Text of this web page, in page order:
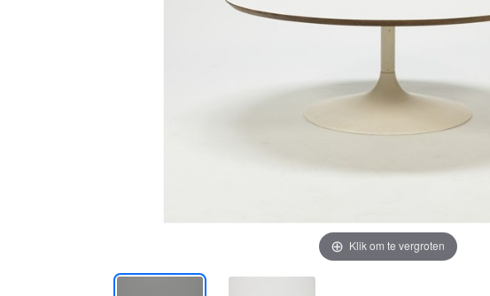
Klik om te vergroten